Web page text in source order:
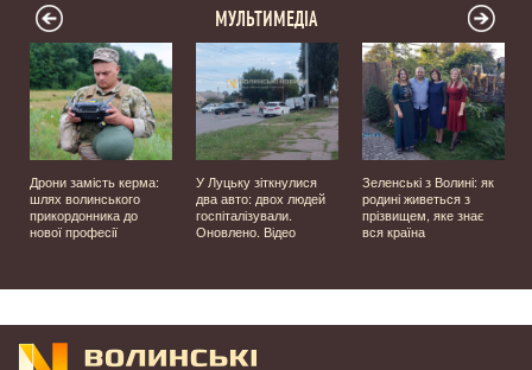
МУЛЬТИМЕДІА
Дрони замість керма:
шлях волинського
прикордонника до
нової професії
У Луцьку зіткнулися
два авто: двох людей
госпіталізували.
Оновлено. Відео
Зеленські з Волині: як
родині живеться з
прізвищем, яке знає
вся країна